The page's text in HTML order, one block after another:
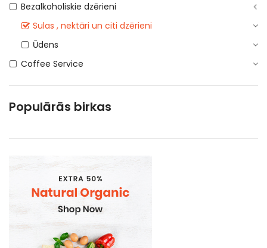
Bezalkoholiskie dzērieni
Sulas , nektāri un citi dzērieni
Ūdens
Coffee Service
Dažadi no veca sakartojuma
Dažadi no veca sakartojuma (PVN 12%)
E-Cigaretes
Kosmētika un higiēnas produkti
Mājsaimniecības preces
Piena , augu tauki un olas produkti
Populārās birkas